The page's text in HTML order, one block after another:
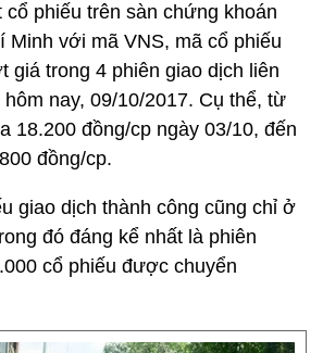
cổ phiếu trên sàn chứng khoán
Minh với mã VNS, mã cổ phiếu
giá trong 4 phiên giao dịch liên
nay, 09/10/2017. Cụ thể, từ
18.200 đồng/cp ngày 03/10, đến
đồng/cp.
giao dịch thành công cũng chỉ ở
đó đáng kể nhất là phiên
cổ phiếu được chuyển